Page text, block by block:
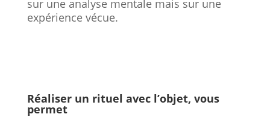
sur une analyse mentale mais sur une
expérience vécue.
Réaliser un rituel avec l’objet, vous
permet